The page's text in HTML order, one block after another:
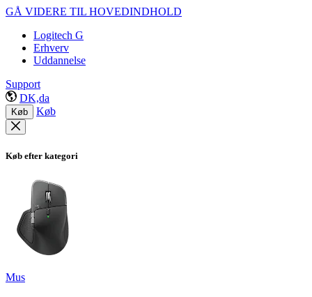
GÅ VIDERE TIL HOVEDINDHOLD
Logitech G
Erhverv
Uddannelse
Support
DK,da
Køb Køb
Køb efter kategori
Mus